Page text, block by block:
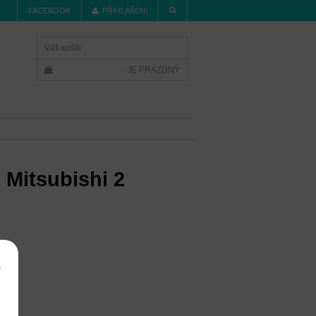
FACEBOOK PŘIHLÁŠENÍ
Váš košík
JE PRÁZDNÝ
2